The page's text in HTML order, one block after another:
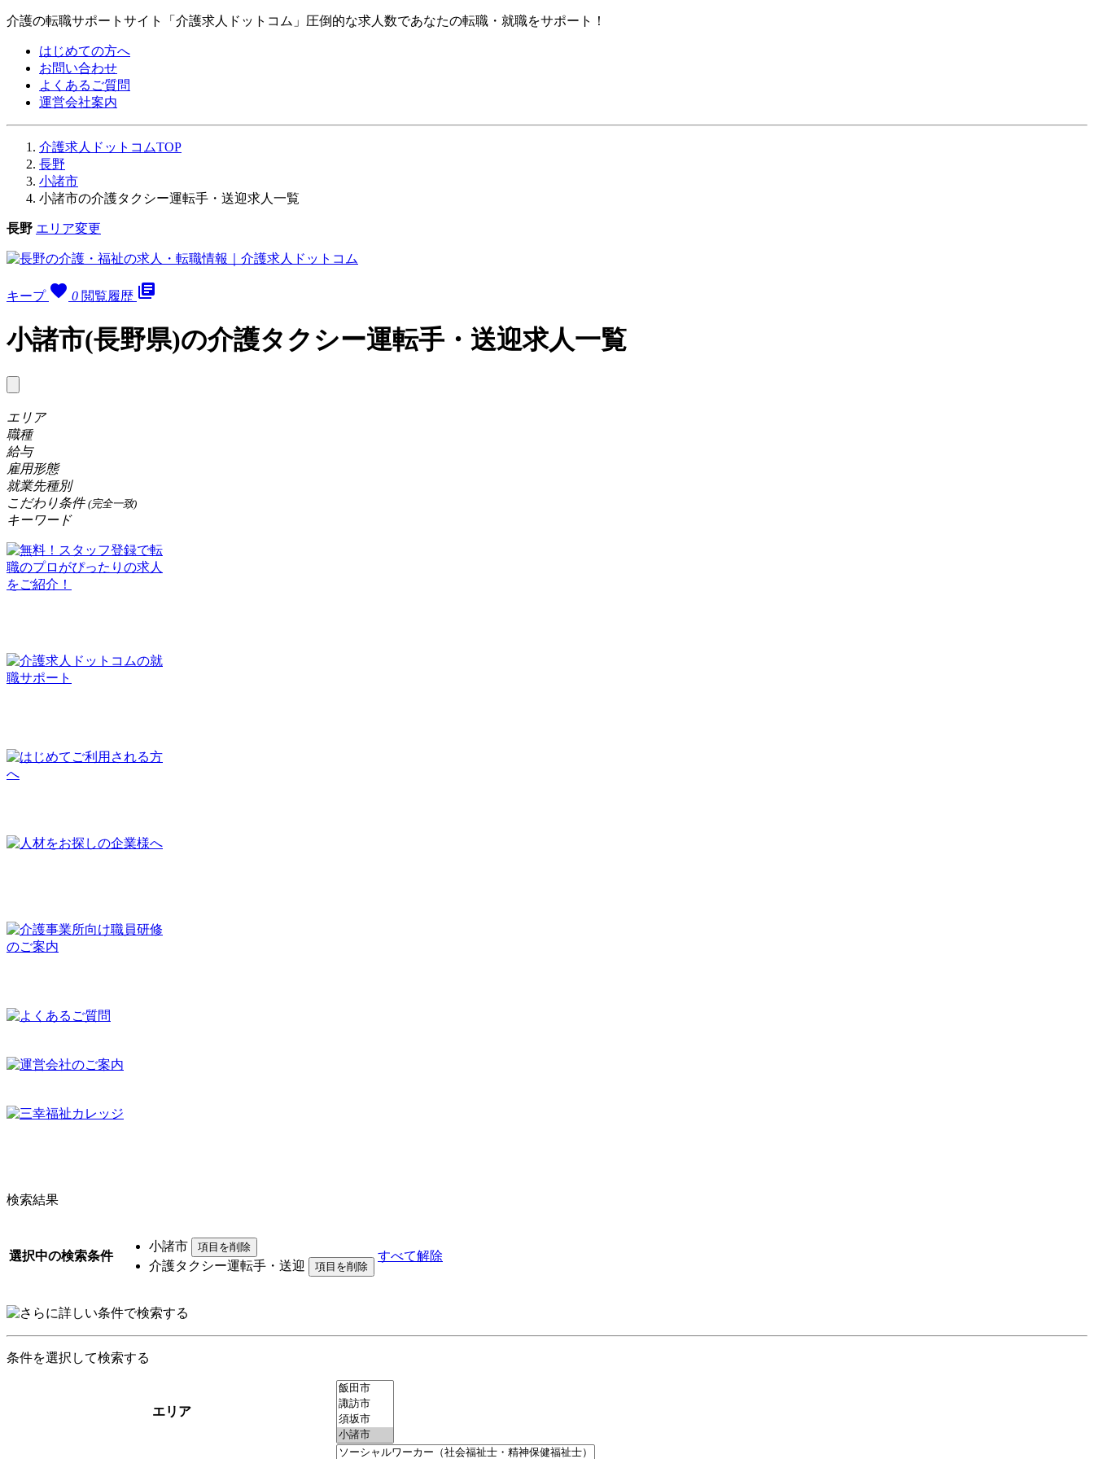
介護の転職サポートサイト「介護求人ドットコム」圧倒的な求人数であなたの転職・就職をサポート！
はじめての方へ
お問い合わせ
よくあるご質問
運営会社案内
介護求人ドットコムTOP
長野
小諸市
小諸市の介護タクシー運転手・送迎求人一覧
長野 エリア変更
キープ favorite 0 閲覧履歴 library_books
小諸市(長野県)の介護タクシー運転手・送迎求人一覧
エリア
職種
給与
雇用形態
就業先種別
こだわり条件 (完全一致)
キーワード
検索結果
選択中の検索条件
小諸市
介護タクシー運転手・送迎
すべて解除
条件を選択して検索する
エリア